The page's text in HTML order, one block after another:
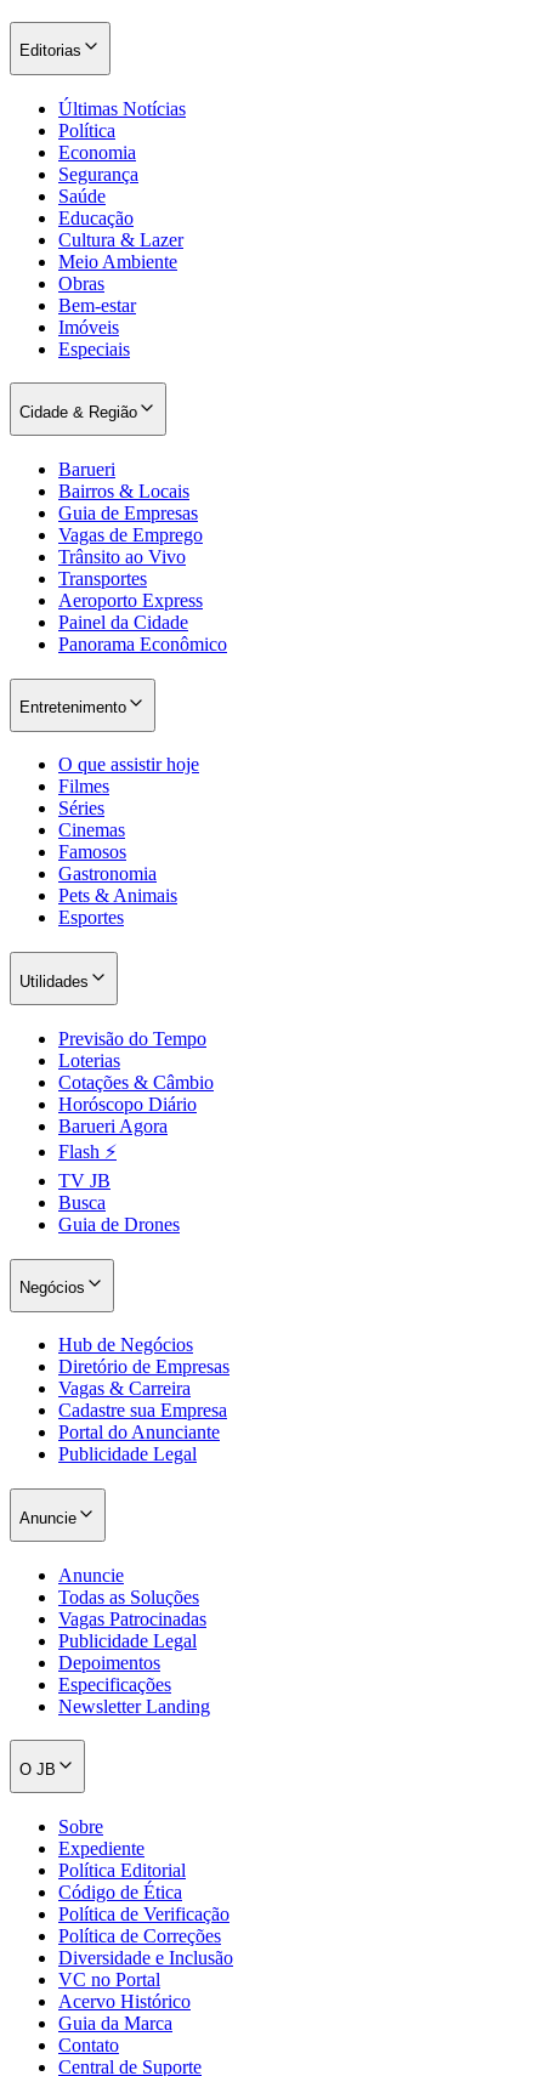
Editorias
Últimas Notícias
Política
Economia
Segurança
Saúde
Educação
Cultura & Lazer
Meio Ambiente
Obras
Bem-estar
Imóveis
Especiais
Cidade & Região
Barueri
Bairros & Locais
Guia de Empresas
Vagas de Emprego
Trânsito ao Vivo
Transportes
Aeroporto Express
Painel da Cidade
Panorama Econômico
Entretenimento
O que assistir hoje
Filmes
Séries
Cinemas
Famosos
Gastronomia
Pets & Animais
Esportes
Utilidades
Previsão do Tempo
Loterias
Cotações & Câmbio
Horóscopo Diário
Barueri Agora
Flash ⚡
TV JB
Busca
Guia de Drones
Negócios
Hub de Negócios
Diretório de Empresas
Vagas & Carreira
Cadastre sua Empresa
Portal do Anunciante
Publicidade Legal
Anuncie
Anuncie
Todas as Soluções
Vagas Patrocinadas
Publicidade Legal
Depoimentos
Especificações
Newsletter Landing
O JB
Sobre
Expediente
Política Editorial
Código de Ética
Política de Verificação
Política de Correções
Diversidade e Inclusão
VC no Portal
Acervo Histórico
Guia da Marca
Contato
Central de Suporte